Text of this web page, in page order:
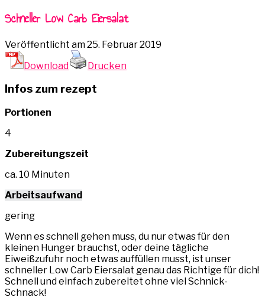
Schneller Low Carb Eiersalat
Veröffentlicht am25. Februar 2019
Download
Drucken
Infos zum rezept
Portionen
4
Zubereitungszeit
ca. 10 Minuten
Arbeitsaufwand
gering
Wenn es schnell gehen muss, du nur etwas für den
kleinen Hunger brauchst, oder deine tägliche
Eiweißzufuhr noch etwas auffüllen musst, ist unser
schneller Low Carb Eiersalat genau das Richtige für dich!
Schnell und einfach zubereitet ohne viel Schnick-
Schnack!